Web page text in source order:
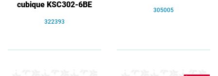
cubique KSC302-6BE
322393
305005